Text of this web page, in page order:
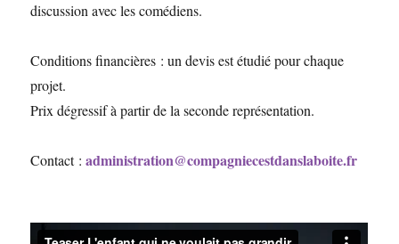
discussion avec les comédiens.
Conditions financières : un devis est étudié pour chaque
projet.
Prix dégressif à partir de la seconde représentation.
Contact :administration@compagniecestdanslaboite.fr